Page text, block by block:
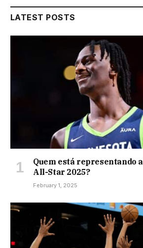
LATEST POSTS
Quem está representando
All-Star 2025?
February 1, 2025